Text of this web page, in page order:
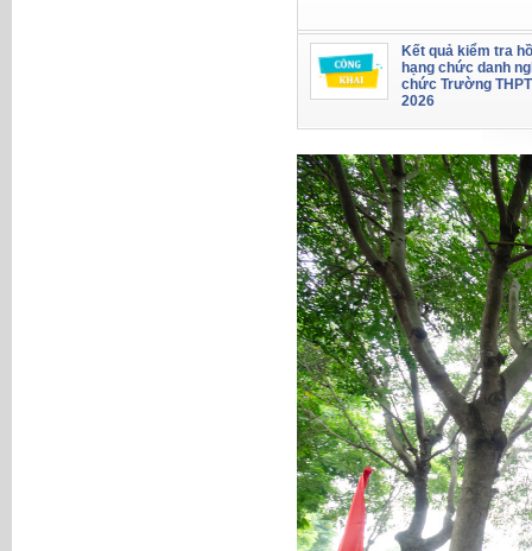
Kết quả kiểm tra
hạng chức danh
chức Trường
2026